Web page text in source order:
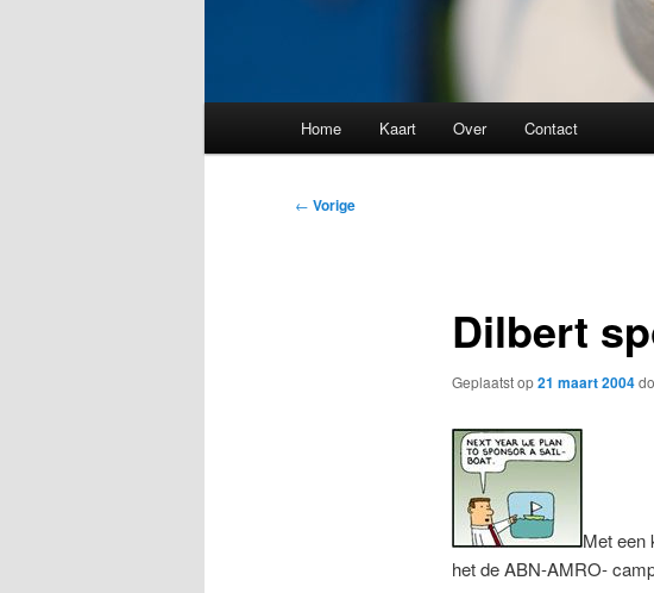
Home Kaart Over Contact
Bericht
← Vorige
Dilbert
Geplaatst op21 maart 2004
Met een
het de ABN-AMRO-